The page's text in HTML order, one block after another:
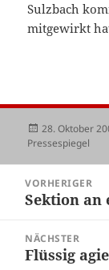
Sulzbach
mitgewirkt
Veröffentlicht
am
28. Oktober
Pressespiegel
VORHERIGER
Vorheriger
Sektion an
NÄCHSTER
Nächster
Flüssig